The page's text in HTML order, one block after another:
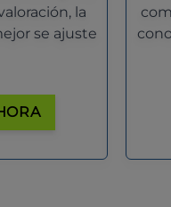
la
se ajuste